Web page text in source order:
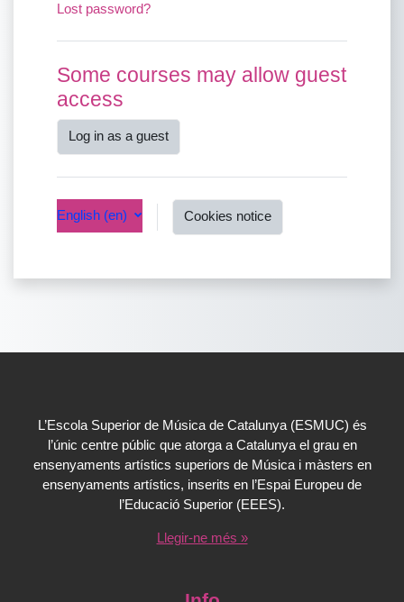
Lost password?
Some courses may allow guest
access
Log in as a guest
English ‎(en)‎ Cookies notice
L’Escola Superior de Música de Catalunya (ESMUC) és
l’únic centre públic que atorga a Catalunya el grau en
ensenyaments artístics superiors de Música i màsters en
ensenyaments artístics, inserits en l’Espai Europeu de
l’Educació Superior (EEES).
Llegir-ne més »